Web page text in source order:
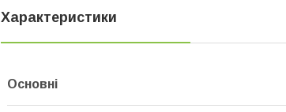
Характеристики
Основні